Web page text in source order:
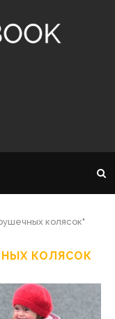
колясок"
КОЛЯСОК